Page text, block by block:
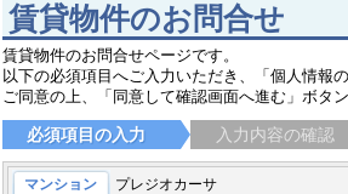
賃貸物件のお問合せ
賃貸物件のお問合せページです。
以下の必須項目へご入力いただき、「個人情報
ご同意の上、「同意して確認画面へ進む」ボタ
必須項目の入力 入力内容の確認
マンション プレジオカーサ